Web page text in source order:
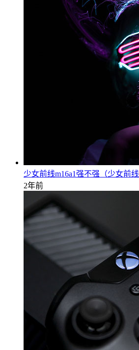
少女前线m16a1强不强（少女前
2年前